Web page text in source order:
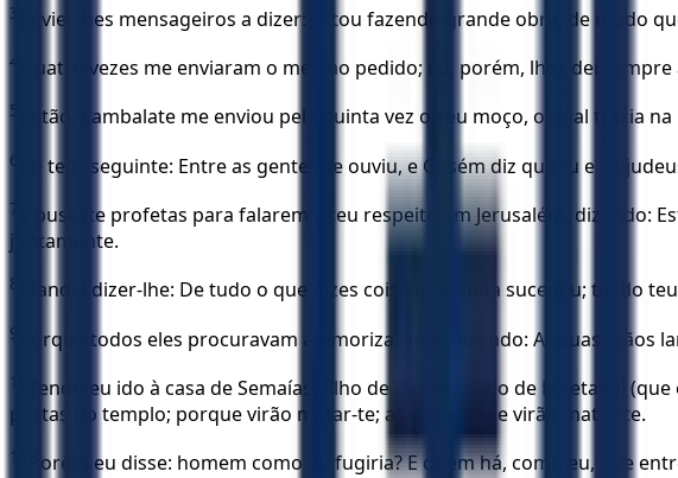
3 Enviei-lhes mensageiros a dizer: Estou fazendo grande obra, de modo
4 Quatro vezes me enviaram o mesmo pedido; eu, porém, lhes dei sempre
5 Então, Sambalate me enviou pela quinta vez o seu moço, o qual trazia
6 do teor seguinte: Entre as gentes se ouviu, e Gesém diz que tu e os
7
e puseste profetas para falarem a teu respeito em Jerusalém, dizendo:
juntamente.
8 Mandei dizer-lhe: De tudo o que dizes coisa nenhuma sucedeu; tu, do
9 Porque todos eles procuravam atemorizar-nos, dizendo: As suas
10
Tendo eu ido à casa de Semaías, filho de Delaías, filho de Meetabel
portas do templo; porque virão matar-te; aliás, de noite virão matar-te.
11 Porém eu disse: homem como eu fugiria? E quem há, como eu, que